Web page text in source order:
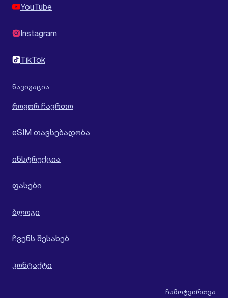
YouTube
Instagram
TikTok
ნავიგაცია
როგორ ჩავრთო
eSIM თავსებადობა
ინსტრუქცია
ფასები
ბლოგი
ჩვენს შესახებ
კონტაქტი
ჩამოტვირთვა